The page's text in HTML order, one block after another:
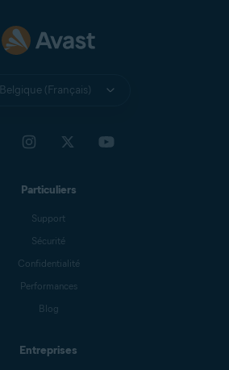
Belgique (Français)
Particuliers
Support
Sécurité
Confidentialité
Performances
Blog
Entreprises